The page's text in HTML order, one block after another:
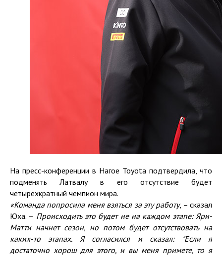
На пресс-конференции в Нагое Toyota подтвердила, что
подменять Латвалу в его отсутствие будет
четырехкратный чемпион мира.
«Команда попросила меня взяться за эту работу, – сказал
Юха. – Происходить это будет не на каждом этапе: Яри-
Матти начнет сезон, но потом будет отсутствовать на
каких-то этапах. Я согласился и сказал: "Если я
достаточно хорош для этого, и вы меня примете, то я